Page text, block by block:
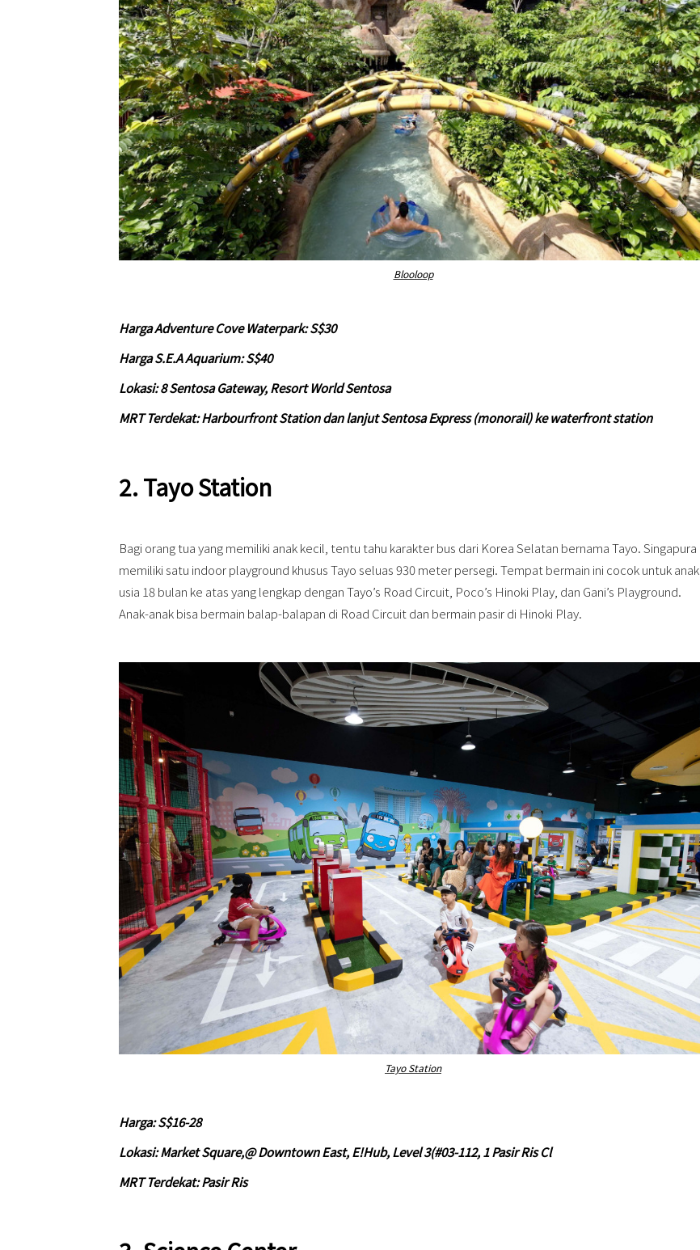
Blooloop
Harga Adventure Cove Waterpark: S$30
Harga S.E.A Aquarium: S$40
Lokasi: 8 Sentosa Gateway, Resort World Sentosa
MRT Terdekat: Harbourfront Station dan lanjut Sentosa Express (monorail) ke waterfront station
2. Tayo Station
Bagi orang tua yang memiliki anak kecil, tentu tahu karakter bus dari Korea Selatan bernama Tayo. Singapura
memiliki satu indoor playground khusus Tayo seluas 930 meter persegi. Tempat bermain ini cocok untuk anak
usia 18 bulan ke atas yang lengkap dengan Tayo’s Road Circuit, Poco’s Hinoki Play, dan Gani’s Playground.
Anak-anak bisa bermain balap-balapan di Road Circuit dan bermain pasir di Hinoki Play.
Tayo Station
Harga: S$16-28
Lokasi: Market Square,@ Downtown East, E!Hub, Level 3(#03-112, 1 Pasir Ris Cl
MRT Terdekat: Pasir Ris